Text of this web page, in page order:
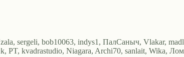
sergeli, bob10063, indys1, ПалСаныч, Vlakar,
kvadrastudio, Niagara, Archi70, sanlait, Wika,